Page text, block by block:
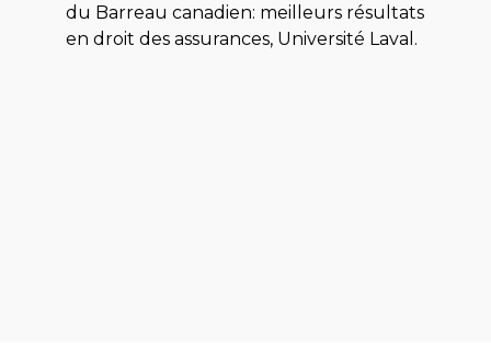
du Barreau canadien: meilleurs résultats
en droit des assurances, Université Laval.